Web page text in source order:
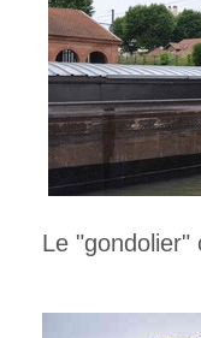
Le "gondolier"